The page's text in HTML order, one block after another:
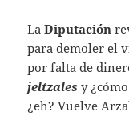
LaDiputación
para demoler el
por falta de
jeltzales y
¿eh? Vuelve